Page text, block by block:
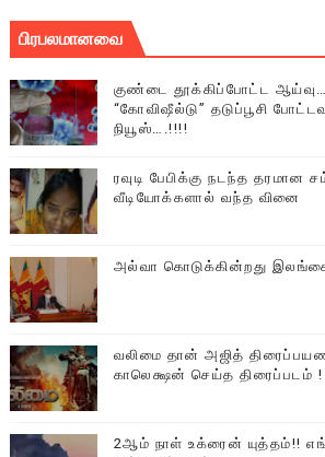
பிரபலமானவை
குண்டை தூக்கிப்போட்ட
“கோவிஷீல்டு” தடுப்பூசி
நியூஸ்….!!!!
ரவுடி பேபிக்கு நடந்த தரமான
வீடியோக்களால் வந்த வினை
அல்வா கொடுக்கின்றது
வலிமை தான் அஜித்
காலெக்ஷன் செய்த திரைப்படம் !
2ஆம் நாள் உக்ரைன் யுத்தம்!!